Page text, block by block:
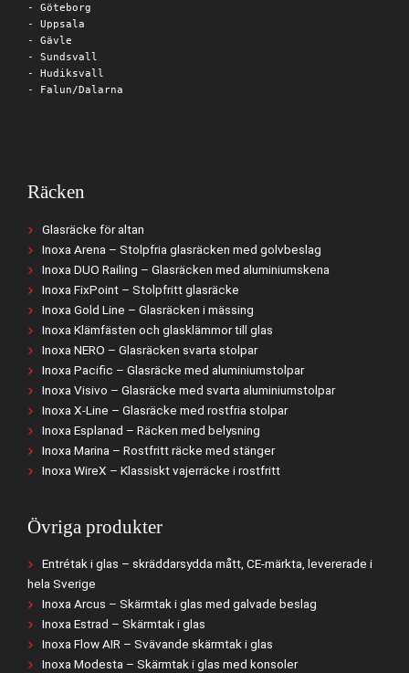
- Göteborg
- Uppsala
- Gävle
- Sundsvall
- Hudiksvall
- Falun/Dalarna
Räcken
Glasräcke för altan
Inoxa Arena – Stolpfria glasräcken med golvbeslag
Inoxa DUO Railing – Glasräcken med aluminiumskena
Inoxa FixPoint – Stolpfritt glasräcke
Inoxa Gold Line – Glasräcken i mässing
Inoxa Klämfästen och glasklämmor till glas
Inoxa NERO – Glasräcken svarta stolpar
Inoxa Pacific – Glasräcke med aluminiumstolpar
Inoxa Visivo – Glasräcke med svarta aluminiumstolpar
Inoxa X-Line – Glasräcke med rostfria stolpar
Inoxa Esplanad – Räcken med belysning
Inoxa Marina – Rostfritt räcke med stänger
Inoxa WireX – Klassiskt vajerräcke i rostfritt
Övriga produkter
Entrétak i glas – skräddarsydda mått, CE-märkta, levererade i
hela Sverige
Inoxa Arcus – Skärmtak i glas med galvade beslag
Inoxa Estrad – Skärmtak i glas
Inoxa Flow AIR – Svävande skärmtak i glas
Inoxa Modesta – Skärmtak i glas med konsoler